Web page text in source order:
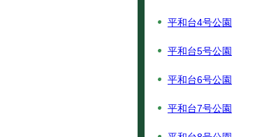
平和台4号公園
平和台5号公園
平和台6号公園
平和台7号公園